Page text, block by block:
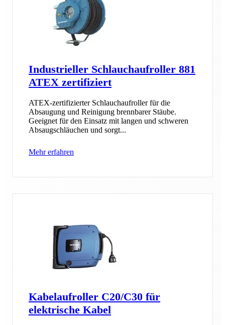
Industrieller Schlauchaufroller 881
ATEX zertifiziert
ATEX-zertifizierter Schlauchaufroller für die
Absaugung und Reinigung brennbarer Stäube.
Geeignet für den Einsatz mit langen und schweren
Absaugschläuchen und sorgt...
Mehr erfahren
Kabelaufroller C20/C30 für
elektrische Kabel